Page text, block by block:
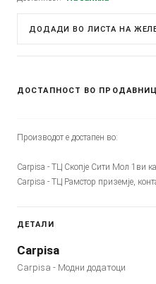
ДОДАДИ ВО ЛИСТА НА
ДОСТАПНОСТ ВО
Производот е достапен во:
Carpisa - ТЦ Скопје Сити Мол 1ви
Carpisa - ТЦ Рамстор приземје,
ДЕТАЛИ
Carpisa
Carpisa - Модни додатоци